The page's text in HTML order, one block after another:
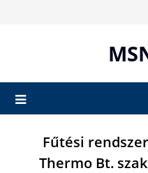
Fűtési
Thermo Bt.